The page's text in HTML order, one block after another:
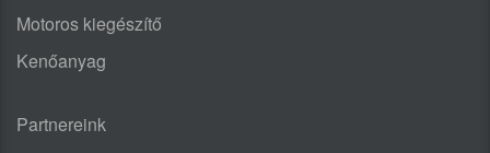
Motoros kiegészítő
Kenőanyag
Partnereink